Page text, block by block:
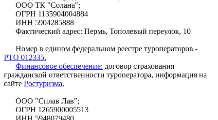
ООО ТК "Солана";
ОГРН 1135904004884
ИНН 5904285888
Фактический адрес: Пермь, Тополевый переулок, 10
Номер в едином федеральном реестре туроператоров -
РТО 012335.
Финансовое обеспечение: договор страхования
гражданской ответственности туроператора, информация на
сайте Ростуризма.
ООО "Сплав Лав";
ОГРН 1265900005513
ИНН 5948079480